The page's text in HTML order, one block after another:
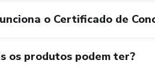
o Certificado de
os produtos podem ter?